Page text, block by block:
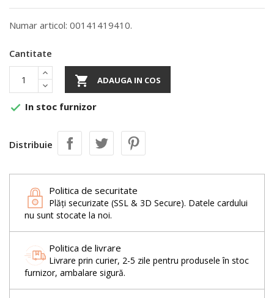
Numar articol: 00141419410.
Cantitate
 ADAUGA IN COS
 In stoc furnizor
Distribuie
Politica de securitate
Plăți securizate (SSL & 3D Secure). Datele cardului
nu sunt stocate la noi.
Politica de livrare
Livrare prin curier, 2-5 zile pentru produsele în stoc
furnizor, ambalare sigură.